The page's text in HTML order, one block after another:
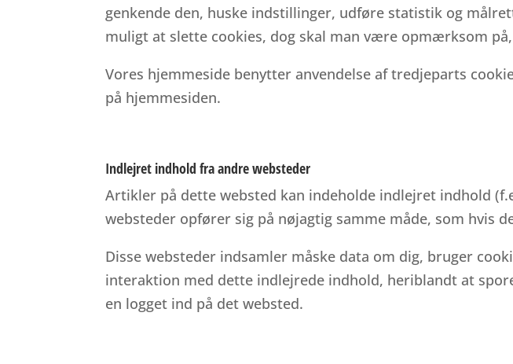
genkende den, huske indstillinger, udføre statistik og
muligt at slette cookies, dog skal man være opmærksom
Vores hjemmeside benytter anvendelse af tredjeparts
på hjemmesiden.
Indlejret indhold fra andre websteder
Artikler på dette websted kan indeholde indlejret indhold
websteder opfører sig på nøjagtig samme måde, som hvis
Disse websteder indsamler måske data om dig, bruger
interaktion med dette indlejrede indhold, heriblandt at
en logget ind på det websted.